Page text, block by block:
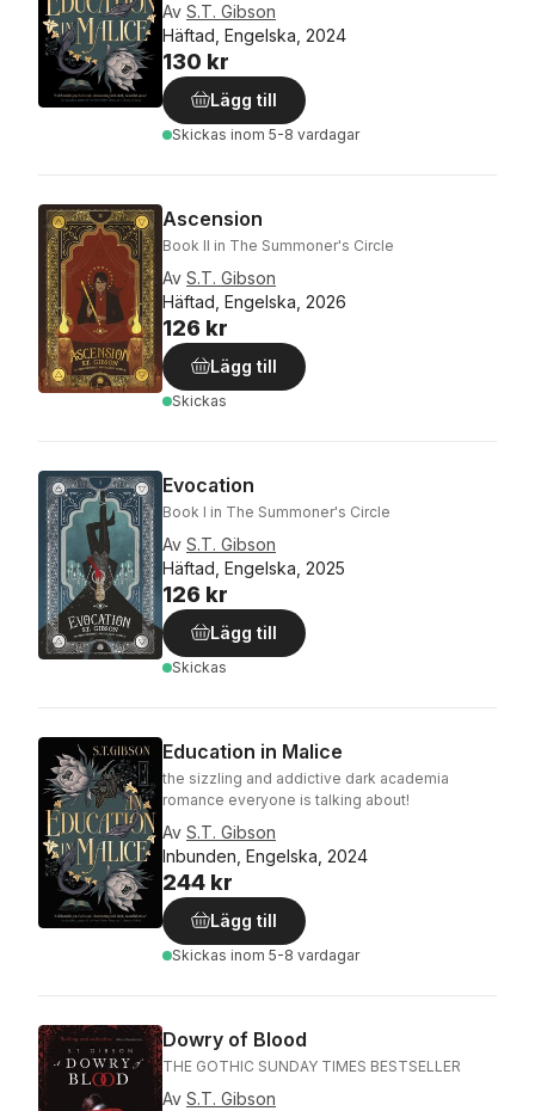
Av S.T. Gibson
Häftad, Engelska, 2024
130 kr
Lägg till
Skickas inom 5-8 vardagar
Ascension
Book II in The Summoner's Circle
Av S.T. Gibson
Häftad, Engelska, 2026
126 kr
Lägg till
Skickas
Evocation
Book I in The Summoner's Circle
Av S.T. Gibson
Häftad, Engelska, 2025
126 kr
Lägg till
Skickas
Education in Malice
the sizzling and addictive dark academia
romance everyone is talking about!
Av S.T. Gibson
Inbunden, Engelska, 2024
244 kr
Lägg till
Skickas inom 5-8 vardagar
Dowry of Blood
THE GOTHIC SUNDAY TIMES BESTSELLER
Av S.T. Gibson